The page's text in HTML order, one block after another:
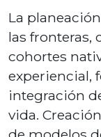
La
las fronteras,
cohortes
experiencial,
integración
vida.